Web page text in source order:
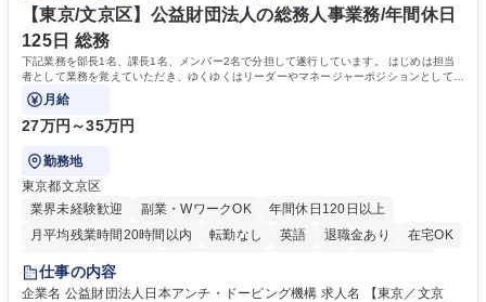
【東京/文京区】公益財団法人の総務人事業務/年間休日
125日 総務
下記業務を部長1名、課長1名、メンバー2名で分担して遂行しています。 はじめは担当
者として業務を覚えていただき、ゆくゆくはリーダーやマネージャーポジションとして活
躍いただくことを期待しています。
月給
27万円～35万円
勤務地
東京都文京区
業界未経験歓迎
副業・WワークOK
年間休日120日以上
月平均残業時間20時間以内
転勤なし 英語 退職金あり
在宅OK
賞与あり
育休あり
食事補助あり
仕事の内容
企業名 公益財団法人日本アンチ・ドーピング機構 求人名 【東京／文京